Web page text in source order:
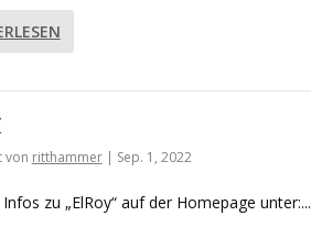
von ritthammer| Sep. 1, 2022
zu „ElRoy“ auf der Homepage unter:...